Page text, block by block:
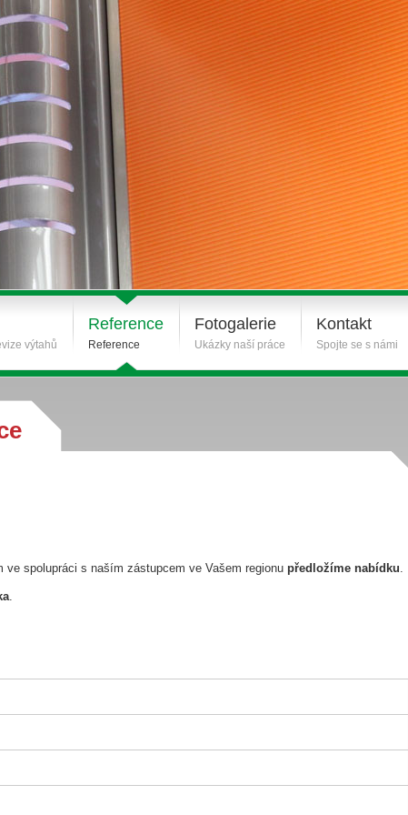
výtahů
Reference
Reference
Fotogalerie
Ukázky naší práce
Kontakt
Spojte se s námi
ve spolupráci s naším zástupcem ve Vašem regionu předložíme nabídku.
.